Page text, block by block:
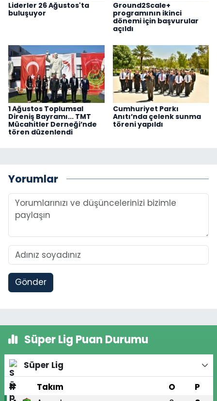
Liderler 26 Ağustos'ta
buluşuyor
Ground2Scale+
programının ikinci
dönemi için başvurular
açıldı
1 Ağustos Toplumsal
Direniş Bayramı... TMT
Mücahitler Derneği’nde
tören düzenlendi
Cumhuriyet Parkı
Anıtı’nda çelenk sunma
töreni yapıldı
Yorumlar
Gönder
Süper Lig Puan Durumu
Süper Lig
#
Takım O P